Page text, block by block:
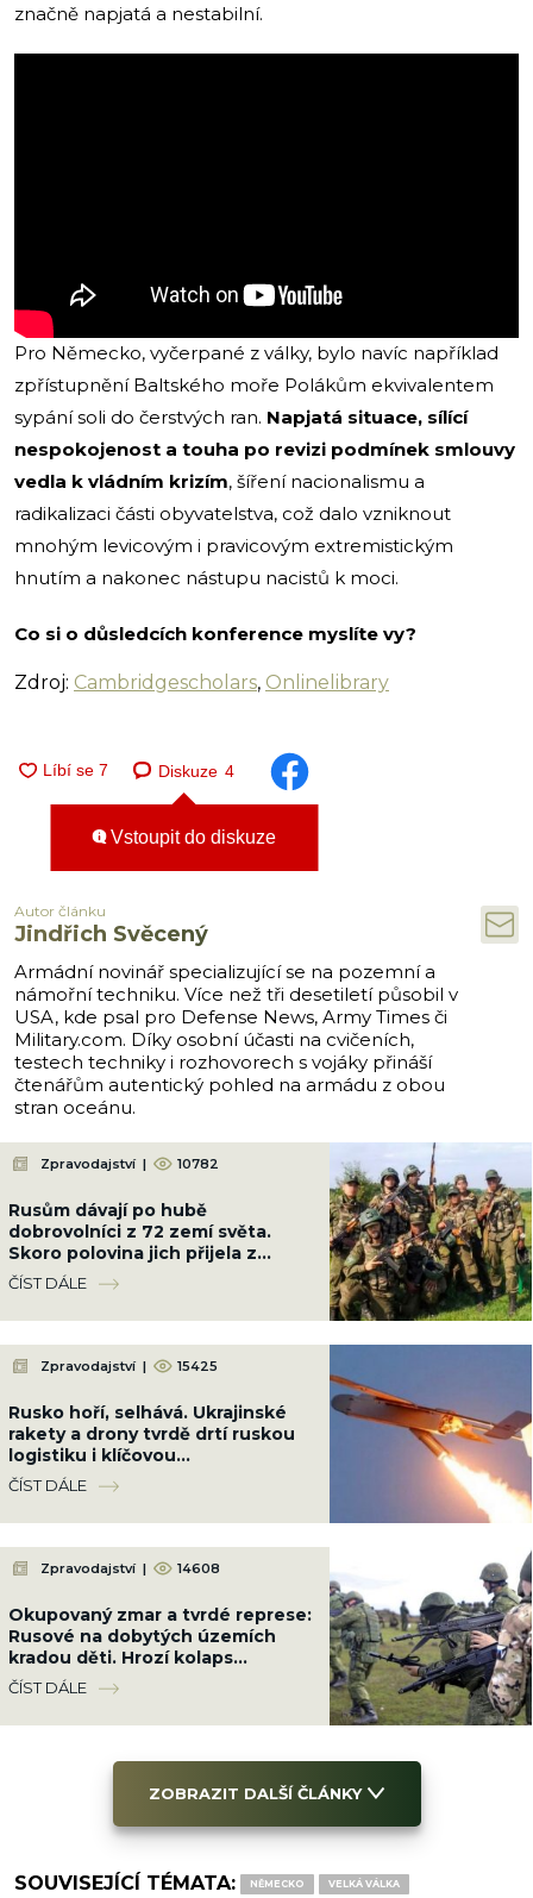
značně napjatá a nestabilní.
Pro Německo, vyčerpané z války, bylo navíc například
zpřístupnění Baltského moře Polákům ekvivalentem
sypání soli do čerstvých ran. Napjatá situace, sílící
nespokojenost a touha po revizi podmínek smlouvy
vedla k vládním krizím, šíření nacionalismu a
radikalizaci části obyvatelstva, což dalo vzniknout
mnohým levicovým i pravicovým extremistickým
hnutím a nakonec nástupu nacistů k moci.
Co si o důsledcích konference myslíte vy?
Zdroj: Cambridgescholars, Onlinelibrary
Diskuze 4
Vstoupit do diskuze
Autor článku
Jindřich Svěcený
Armádní novinář specializující se na pozemní a
námořní techniku. Více než tři desetiletí působil v
USA, kde psal pro Defense News, Army Times či
Military.com. Díky osobní účasti na cvičeních,
testech techniky i rozhovorech s vojáky přináší
čtenářům autentický pohled na armádu z obou
stran oceánu.
Zpravodajství | 10782
Rusům dávají po hubě
dobrovolníci z 72 zemí světa.
Skoro polovina jich přijela z
Latinské Ameriky
ČÍST DÁLE
Zpravodajství | 15425
Rusko hoří, selhává. Ukrajinské
rakety a drony tvrdě drtí ruskou
logistiku i klíčovou
infrastrukturu, vojáci se nehnou
ČÍST DÁLE
Zpravodajství | 14608
Okupovaný zmar a tvrdé represe:
Rusové na dobytých územích
kradou děti. Hrozí kolaps
dodávek elektřiny i vody
ČÍST DÁLE
ZOBRAZIT DALŠÍ ČLÁNKY
SOUVISEJÍCÍ TÉMATA: NĚMECKO VELKÁ VÁLKA